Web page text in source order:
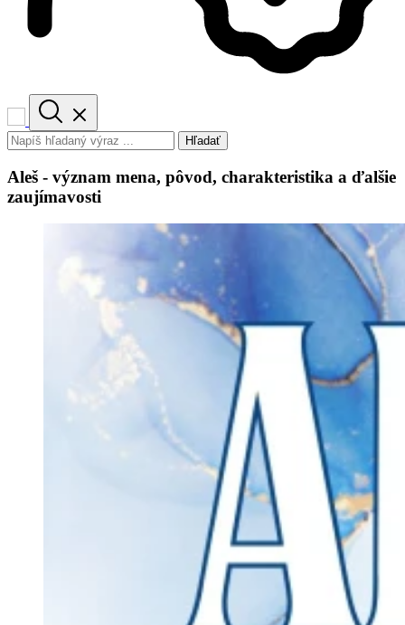
Hľadať
Aleš - význam mena, pôvod, charakteristika a ďalšie
zaujímavosti